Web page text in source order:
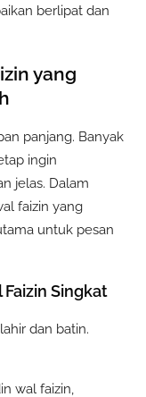
berlipat dan
yang
panjang. Banyak
ingin
jelas. Dalam
faizin yang
untuk pesan
Singkat
dan batin.
wal faizin,